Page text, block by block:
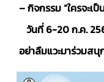
– กิจกรรม “ใครจะเ
วันที่ 6-20 ก.ค.
อย่าลืมแวะมาร่วมส